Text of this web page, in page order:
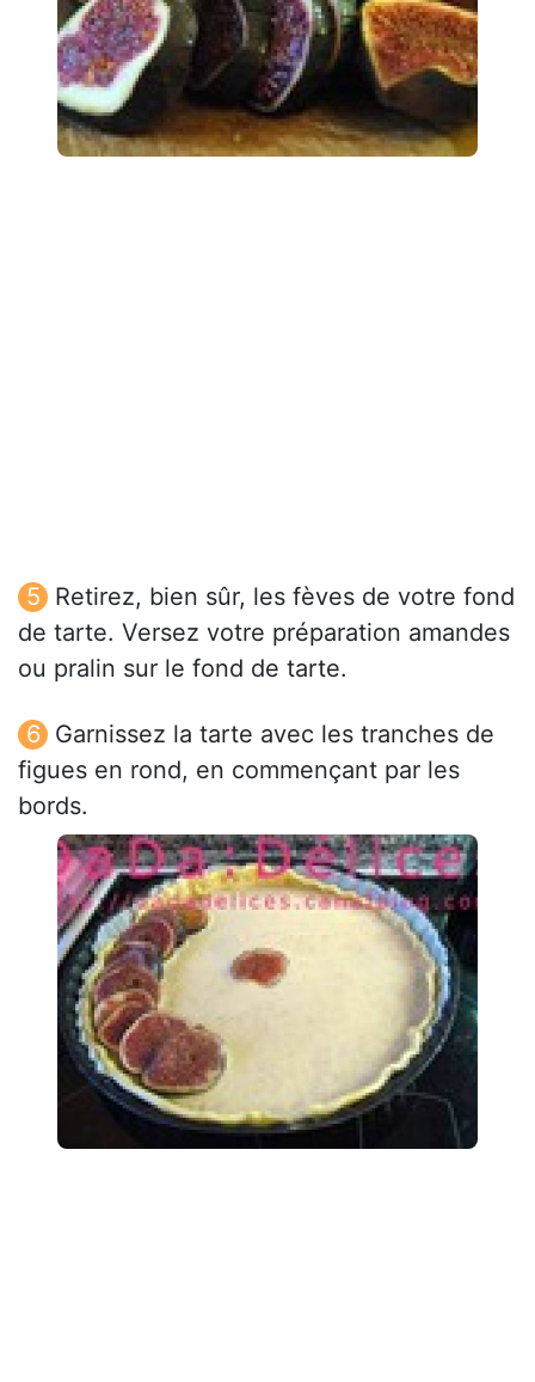
Retirez, bien sûr, les fèves de votre fond
de tarte. Versez votre préparation amandes
ou pralin sur le fond de tarte.
Garnissez la tarte avec les tranches de
figues en rond, en commençant par les
bords.